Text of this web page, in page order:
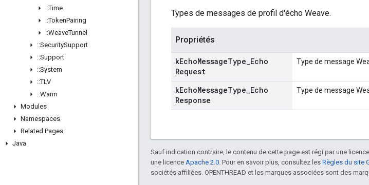
::Time
::TokenPairing
::WeaveTunnel
::SecuritySupport
::Support
::System
::TLV
::Warm
Modules
Namespaces
Related Pages
Java
Types de messages de profil d'écho Weave.
Propriétés
kEchoMessageType Echo
Request
Type de message
kEchoMessageType Echo
Response
Type de message
Sauf indication contraire, le contenu de cette page est régi par une licence
une licence Apache 2.0. Pour en savoir plus, consultez les Règles du site
sociétés affiliées. OPENTHREAD et les marques associées sont des